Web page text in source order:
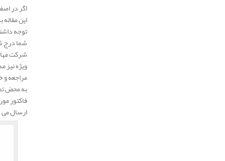
اگر در
این
توجه
شما درج
شرکت
ویژه نیز
مراجعه و
به محض
فاکتور
ارسال